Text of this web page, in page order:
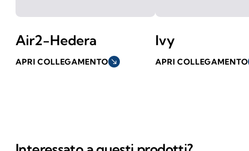
Air2-Hedera
APRI COLLEGAMENTO south_east
Ivy
APRI COLLEGAMENTO